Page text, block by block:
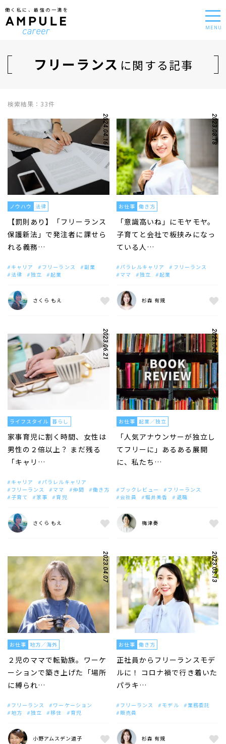
働く私に、最強の一滴を
MENU
フリーランス に関する記事
検索結果：33件
2024.04.16
ノウハウ 法律
【罰則あり】「フリーランス
保護新法」で発注者に課せら
れる義務…
キャリア フリーランス
副業
法律
独立 起業
さくら もえ
2023.08.18
お仕事 働き方
「意識高いね」にモヤモヤ。
子育てと会社で板挟みになっ
ている人…
パラレルキャリア
フリーランス
ママ
独立 起業
杉森 有規
2023.06.21
ライフスタイル 暮らし
家事育児に割く時間、女性は
男性の２倍以上？ まだ残る
「キャリ…
キャリア
パラレルキャリア
フリーランス
ママ 仲間
働き方
子育て
家事 育児
さくら もえ
2023.04.10
お仕事 起業／独立
「人気アナウンサーが独立し
てフリーに」あるある展開
に、私たち…
ブックレビュー
フリーランス
会社員
堀井美香 退職
梅津奏
2023.04.07
お仕事 地方／海外
２児のママで転勤族。ワーケ
ーションで築き上げた「場所
に縛られ…
フリーランス
ワーケーション
地方
独立 移住 育児
小野アムスデン道子
2023.03.13
お仕事 働き方
正社員からフリーランスモデ
ルに！ コロナ禍で行き着いた
パラキ…
フリーランス モデル
業務委託
販売員
杉森 有規